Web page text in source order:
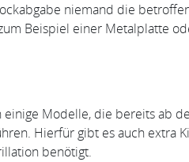
niemand die
Beispiel einer Metalplatte
Modelle, die bereits ab
Hierfür gibt es auch extra
benötigt.